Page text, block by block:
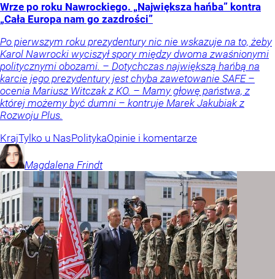
Wrze po roku Nawrockiego. „Największa hańba” kontra
„Cała Europa nam go zazdrości”
Po pierwszym roku prezydentury nic nie wskazuje na to, żeby
Karol Nawrocki wyciszył spory między dwoma zwaśnionymi
politycznymi obozami. – Dotychczas największą hańbą na
karcie jego prezydentury jest chyba zawetowanie SAFE –
ocenia Mariusz Witczak z KO. – Mamy głowę państwa, z
której możemy być dumni – kontruje Marek Jakubiak z
Rozwoju Plus.
KrajTylko u NasPolitykaOpinie i komentarze
Magdalena Frindt